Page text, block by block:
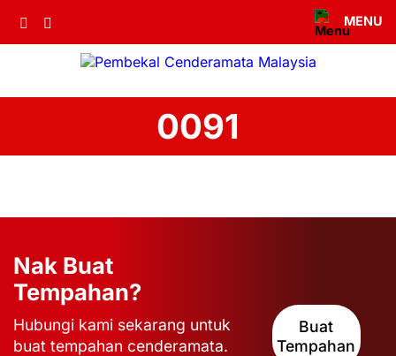
MENU
0091
Nak Buat
Tempahan?
Hubungi kami sekarang untuk
buat tempahan cenderamata.
Buat
Tempahan